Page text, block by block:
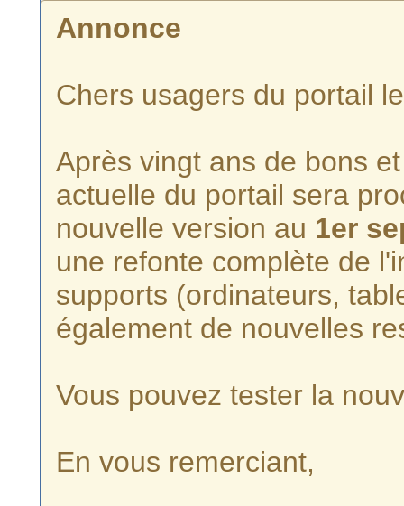
Annonce
Chers usagers du portail
Après vingt ans de bons
actuelle du portail sera
nouvelle version au 1er
une refonte complète de
supports (ordinateurs,
également de nouvelles
Vous pouvez tester la
En vous remerciant,